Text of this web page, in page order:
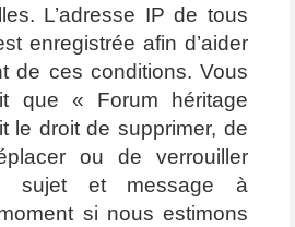
L’adresse IP de tous
enregistrée afin d’aider
de ces conditions. Vous
que « Forum héritage
le droit de supprimer, de
ou de verrouiller
sujet et message à
si nous estimons